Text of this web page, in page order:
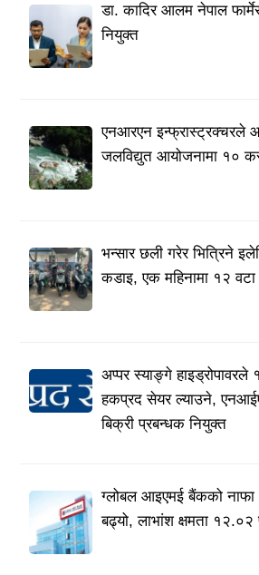
डा. कादिर आलम नेपाल
नियुक्त
एनआरएन इन्फ्रास्ट्रक्चरले
जलविद्युत आयोजनामा १०
भन्सार छली गरेर भित्रिने
कडाइ, एक महिनामा १२ वटा
अप्पर स्याङ्गे
हकप्रद सेयर ल्याउने,
बिक्री प्रबन्धक नियुक्त
ग्लोबल आइएमई बैंकको
बढ्यो, लाभांश क्षमता १२.०२